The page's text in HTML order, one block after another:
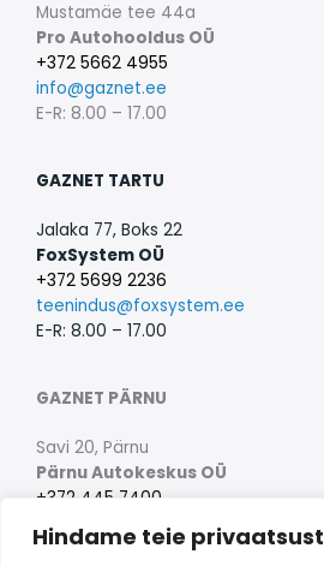
Hindame teie privaatsust
Mustamäe tee 44a
Pro Autohooldus OÜ
+372 5662 4955
info@gaznet.ee
E-R: 8.00 – 17.00
GAZNET TARTU
Jalaka 77, Boks 22
FoxSystem OÜ
+372 5699 2236
teenindus@foxsystem.ee
E-R: 8.00 – 17.00
GAZNET PÄRNU
Savi 20, Pärnu
Pärnu Autokeskus OÜ
+372 445 7400
info@parnuautokeskus.eu
E-R: 8.30 – 17.30